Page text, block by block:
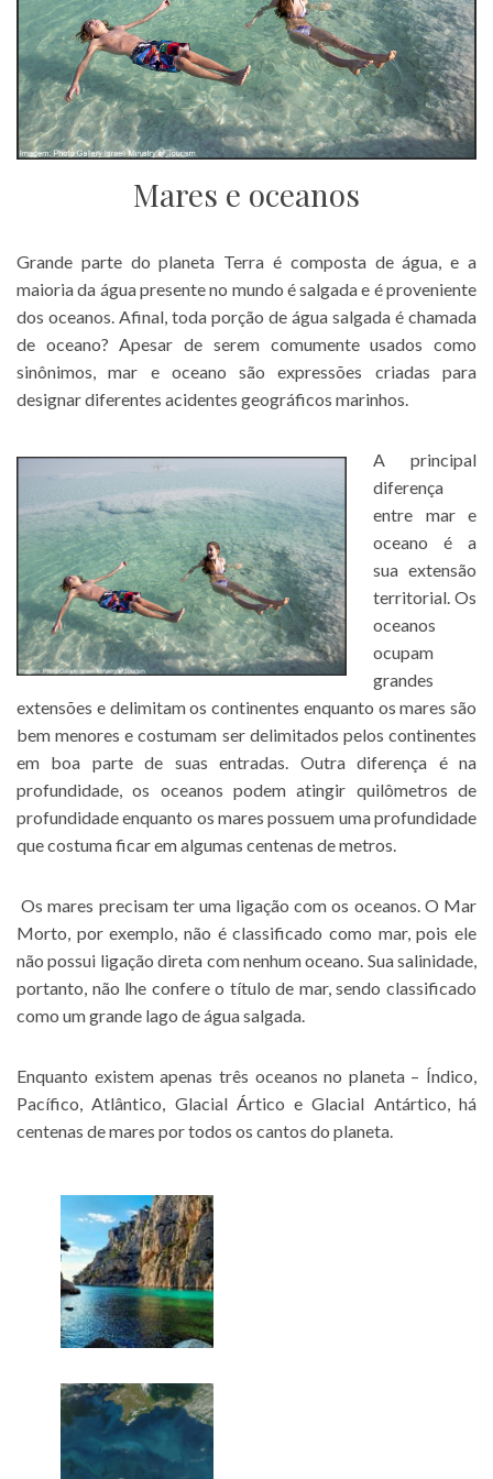
Mares e oceanos
Grande parte do planeta Terra é composta de água, e a
maioria da água presente no mundo é salgada e é proveniente
dos oceanos. Afinal, toda porção de água salgada é chamada
de oceano? Apesar de serem comumente usados como
sinônimos, mar e oceano são expressões criadas para
designar diferentes acidentes geográficos marinhos.
A principal
diferença
entre mar e
oceano é a
sua extensão
territorial. Os
oceanos
ocupam
grandes
extensões e delimitam os continentes enquanto os mares são
bem menores e costumam ser delimitados pelos continentes
em boa parte de suas entradas. Outra diferença é na
profundidade, os oceanos podem atingir quilômetros de
profundidade enquanto os mares possuem uma profundidade
que costuma ficar em algumas centenas de metros.
Os mares precisam ter uma ligação com os oceanos. O Mar
Morto, por exemplo, não é classificado como mar, pois ele
não possui ligação direta com nenhum oceano. Sua salinidade,
portanto, não lhe confere o título de mar, sendo classificado
como um grande lago de água salgada.
Enquanto existem apenas três oceanos no planeta – Índico,
Pacífico, Atlântico, Glacial Ártico e Glacial Antártico, há
centenas de mares por todos os cantos do planeta.